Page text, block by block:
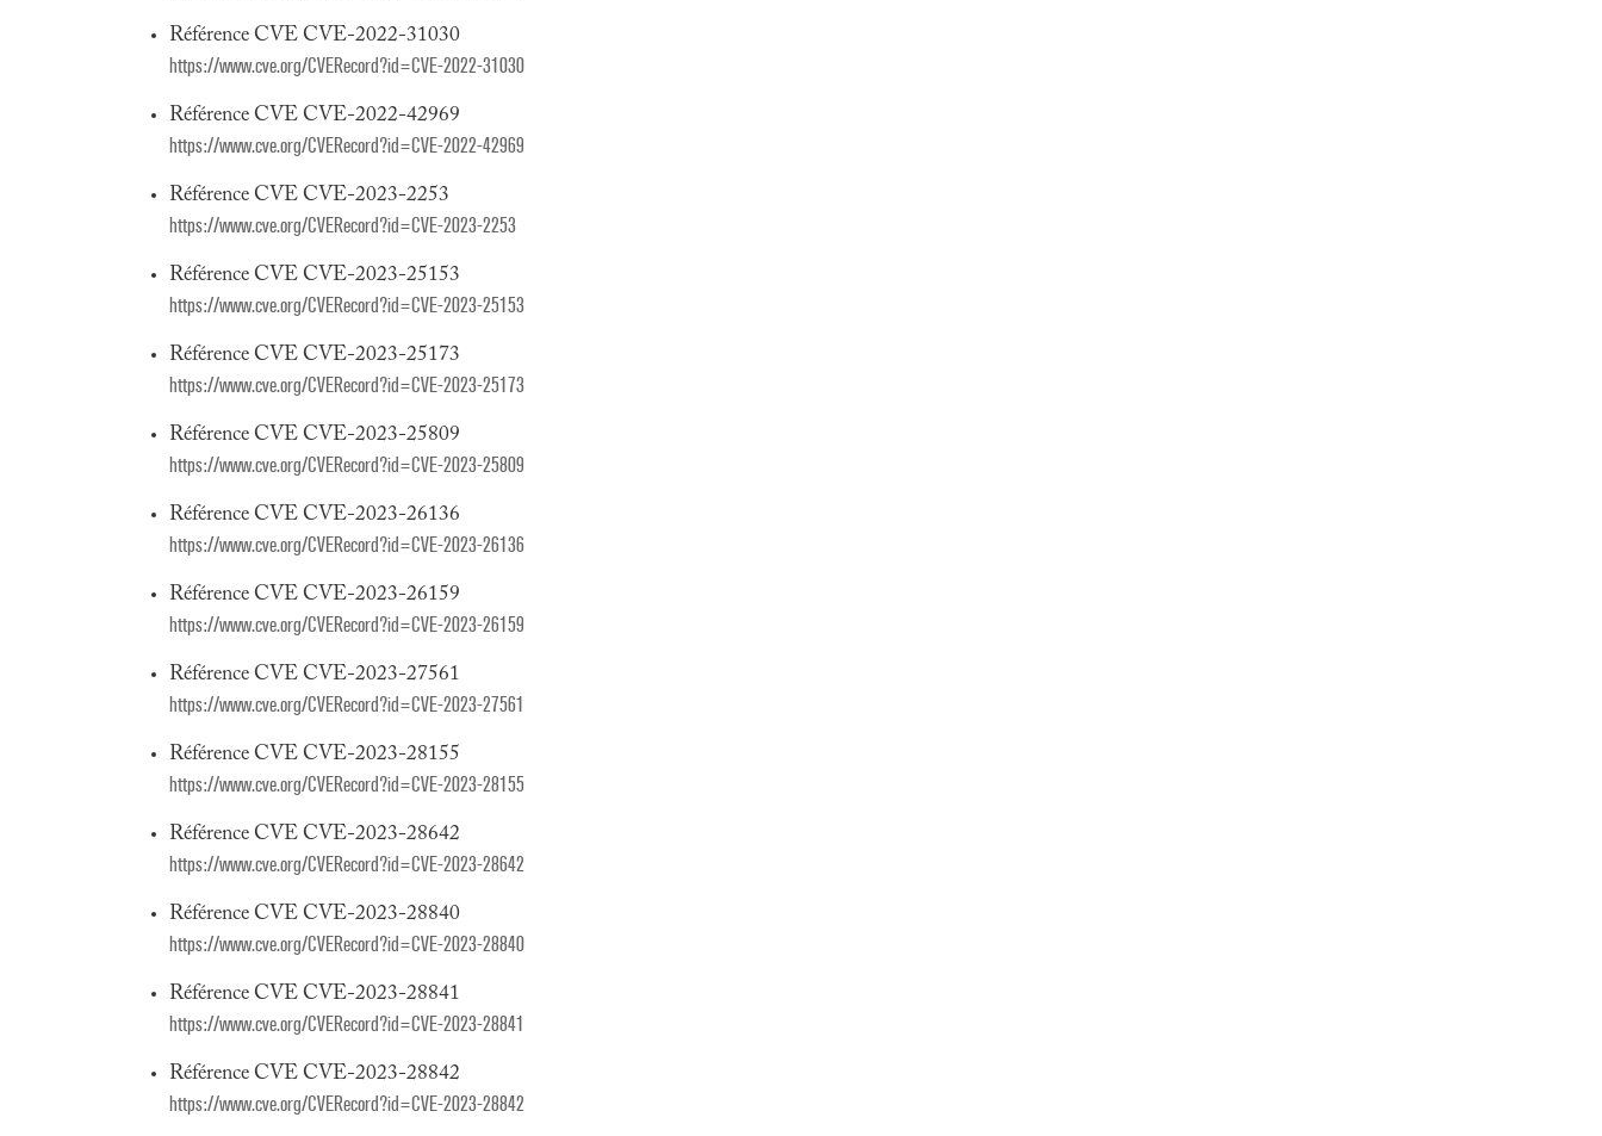
Référence CVE CVE-2022-31030
https://www.cve.org/CVERecord?id=CVE-2022-31030
Référence CVE CVE-2022-42969
https://www.cve.org/CVERecord?id=CVE-2022-42969
Référence CVE CVE-2023-2253
https://www.cve.org/CVERecord?id=CVE-2023-2253
Référence CVE CVE-2023-25153
https://www.cve.org/CVERecord?id=CVE-2023-25153
Référence CVE CVE-2023-25173
https://www.cve.org/CVERecord?id=CVE-2023-25173
Référence CVE CVE-2023-25809
https://www.cve.org/CVERecord?id=CVE-2023-25809
Référence CVE CVE-2023-26136
https://www.cve.org/CVERecord?id=CVE-2023-26136
Référence CVE CVE-2023-26159
https://www.cve.org/CVERecord?id=CVE-2023-26159
Référence CVE CVE-2023-27561
https://www.cve.org/CVERecord?id=CVE-2023-27561
Référence CVE CVE-2023-28155
https://www.cve.org/CVERecord?id=CVE-2023-28155
Référence CVE CVE-2023-28642
https://www.cve.org/CVERecord?id=CVE-2023-28642
Référence CVE CVE-2023-28840
https://www.cve.org/CVERecord?id=CVE-2023-28840
Référence CVE CVE-2023-28841
https://www.cve.org/CVERecord?id=CVE-2023-28841
Référence CVE CVE-2023-28842
https://www.cve.org/CVERecord?id=CVE-2023-28842